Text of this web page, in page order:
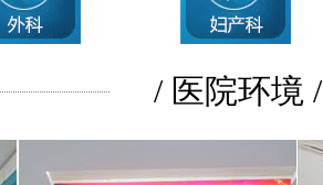
/ 医院环境 /